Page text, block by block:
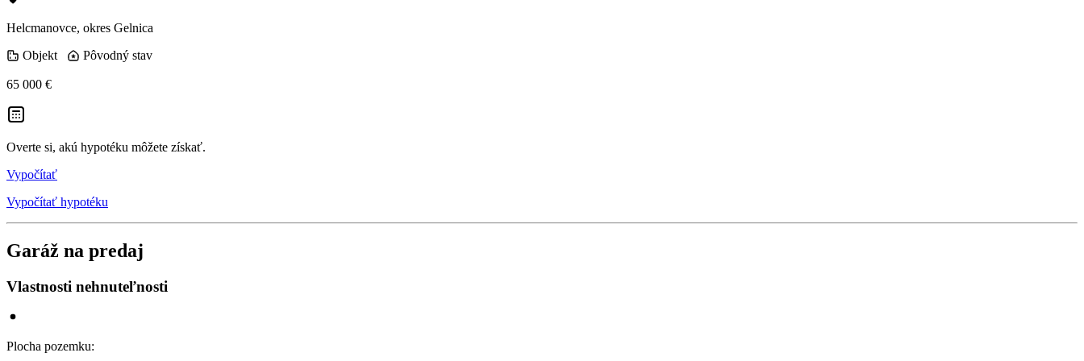
Helcmanovce, okres Gelnica
Objekt
Pôvodný stav
65 000 €
Overte si, akú hypotéku môžete získať.
Vypočítať
Vypočítať hypotéku
Garáž na predaj
Vlastnosti nehnuteľnosti
Plocha pozemku: